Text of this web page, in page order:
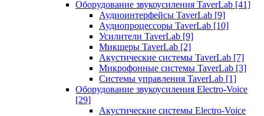
Оборудование звукоусиления TaverLab [41]
Аудиоинтерфейсы TaverLab [9]
Аудиопроцессоры TaverLab [10]
Усилители TaverLab [9]
Микшеры TaverLab [2]
Акустические системы TaverLab [7]
Микрофонные системы TaverLab [3]
Системы управления TaverLab [1]
Оборудование звукоусиления Electro-Voice
[29]
Акустические системы Electro-Voice